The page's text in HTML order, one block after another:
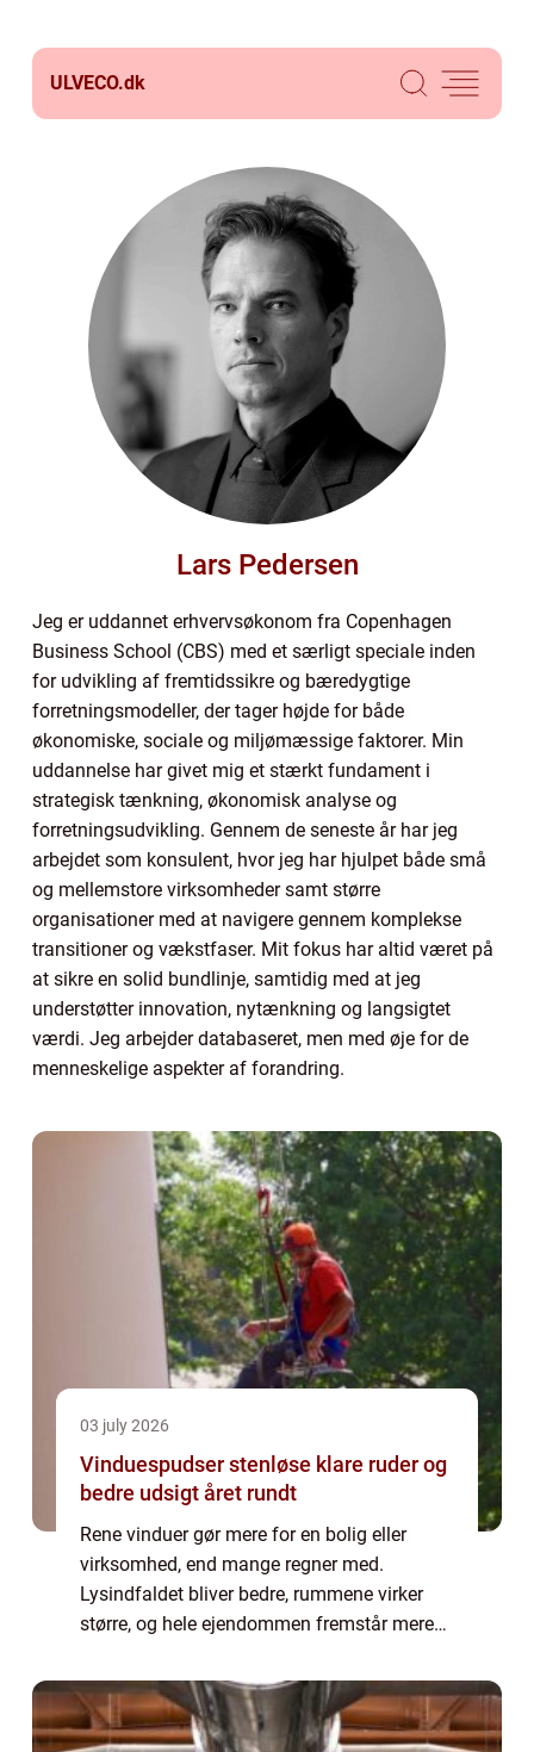
ULVECO.dk
Lars Pedersen
Jeg er uddannet erhvervsøkonom fra Copenhagen
Business School (CBS) med et særligt speciale inden
for udvikling af fremtidssikre og bæredygtige
forretningsmodeller, der tager højde for både
økonomiske, sociale og miljømæssige faktorer. Min
uddannelse har givet mig et stærkt fundament i
strategisk tænkning, økonomisk analyse og
forretningsudvikling. Gennem de seneste år har jeg
arbejdet som konsulent, hvor jeg har hjulpet både små
og mellemstore virksomheder samt større
organisationer med at navigere gennem komplekse
transitioner og vækstfaser. Mit fokus har altid været på
at sikre en solid bundlinje, samtidig med at jeg
understøtter innovation, nytænkning og langsigtet
værdi. Jeg arbejder databaseret, men med øje for de
menneskelige aspekter af forandring.
03 july 2026
Vinduespudser stenløse klare ruder og
bedre udsigt året rundt
Rene vinduer gør mere for en bolig eller
virksomhed, end mange regner med.
Lysindfaldet bliver bedre, rummene virker
større, og hele ejendommen fremstår mere
professionel vinduespudser Stenløse til at
tage ...